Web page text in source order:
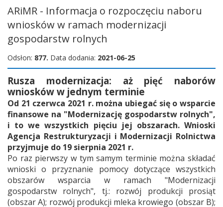
ARiMR - Informacja o rozpoczęciu naboru
wniosków w ramach modernizacji
gospodarstw rolnych
Odsłon: 877. Data dodania: 2021-06-25
Rusza modernizacja: aż pięć naborów
wniosków w jednym terminie
Od 21 czerwca 2021 r. można ubiegać się o wsparcie
finansowe na "Modernizację gospodarstw rolnych",
i to we wszystkich pięciu jej obszarach. Wnioski
Agencja Restrukturyzacji i Modernizacji Rolnictwa
przyjmuje do 19 sierpnia 2021 r.
Po raz pierwszy w tym samym terminie można składać
wnioski o przyznanie pomocy dotyczące wszystkich
obszarów wsparcia w ramach "Modernizacji
gospodarstw rolnych", tj.: rozwój produkcji prosiąt
(obszar A); rozwój produkcji mleka krowiego (obszar B);